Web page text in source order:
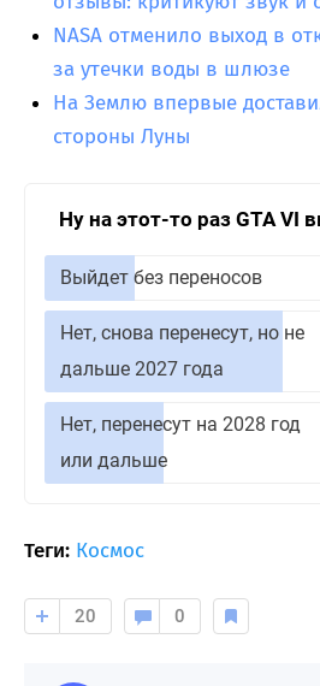
NASA отменило выход в
за утечки воды в шлюзе
На Землю впервые
стороны Луны
Ну на этот-то раз GTA VI
Выйдет без переносов
Нет, снова перенесут, но не
дальше 2027 года
Нет, перенесут на 2028 год
или дальше
Теги: Космос
20 0